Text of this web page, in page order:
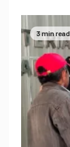
3 min read